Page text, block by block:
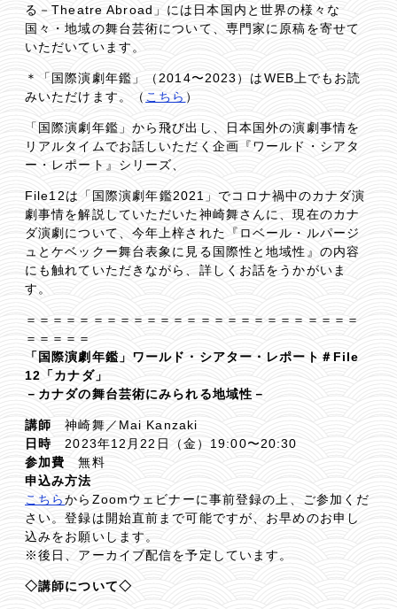
る－Theatre Abroad」には日本国内と世界の様々な
国々・地域の舞台芸術について、専門家に原稿を寄せて
いただいています。
＊「国際演劇年鑑」（2014〜2023）はWEB上でもお読
みいただけます。（ こちら ）
「国際演劇年鑑」から飛び出し、日本国外の演劇事情を
リアルタイムでお話しいただく企画『ワールド・シアタ
ー・レポート』シリーズ、
File12は「国際演劇年鑑2021」でコロナ禍中のカナダ演
劇事情を解説していただいた神崎舞さんに、現在のカナ
ダ演劇について、今年上梓された『ロベール・ルパージ
ュとケベックー舞台表象に見る国際性と地域性』の内容
にも触れていただきながら、詳しくお話をうかがいま
す。
＝＝＝＝＝＝＝＝＝＝＝＝＝＝＝＝＝＝＝＝＝＝＝＝＝
＝＝＝＝＝
「国際演劇年鑑」ワールド・シアター・レポート＃File
12「カナダ」
－カナダの舞台芸術にみられる地域性－
講師 神崎舞／Mai Kanzaki
日時 2023年12月22日（金）19:00〜20:30
参加費 無料
申込み方法
こちらからZoomウェビナーに事前登録の上、ご参加くだ
さい。登録は開始直前まで可能ですが、お早めのお申し
込みをお願いします。
※後日、アーカイブ配信を予定しています。
◇講師について◇